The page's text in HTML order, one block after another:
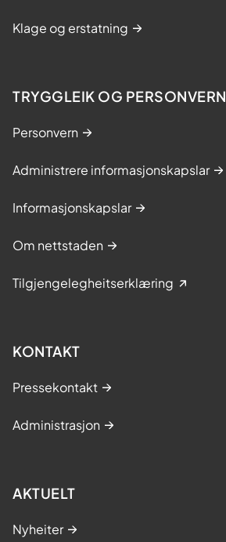
Klage og erstatning
TRYGGLEIK OG PERSONVERN
Personvern
Administrere informasjonskapslar
Informasjonskapslar
Om nettstaden
Tilgjengelegheitserklæring
KONTAKT
Pressekontakt
Administrasjon
AKTUELT
Nyheiter